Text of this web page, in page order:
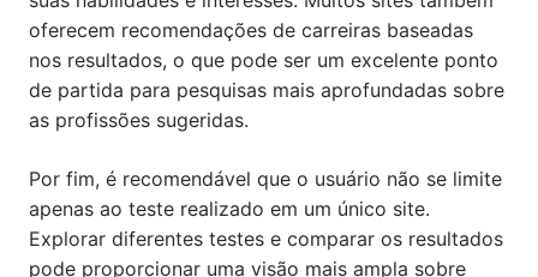
oferecem recomendações de carreiras baseadas
nos resultados, o que pode ser um excelente ponto
de partida para pesquisas mais aprofundadas sobre
as profissões sugeridas.
Por fim, é recomendável que o usuário não se limite
apenas ao teste realizado em um único site.
Explorar diferentes testes e comparar os resultados
pode proporcionar uma visão mais ampla sobre